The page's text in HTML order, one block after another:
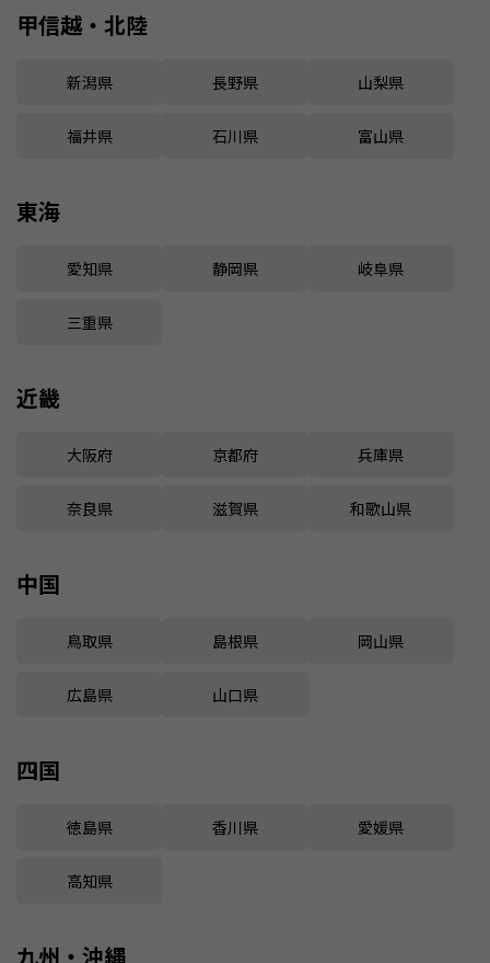
甲信越・北陸
新潟県 長野県 山梨県
福井県 石川県 富山県
東海
愛知県 静岡県 岐阜県
三重県
近畿
大阪府 京都府 兵庫県
奈良県 滋賀県 和歌山県
中国
鳥取県 島根県 岡山県
広島県 山口県
四国
徳島県 香川県 愛媛県
高知県
九州・沖縄